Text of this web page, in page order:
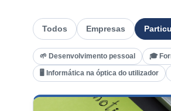
Todos Empresas
🌱 Desenvolvimento pessoal 🎓
🖥️ Informática na óptica do utilizador